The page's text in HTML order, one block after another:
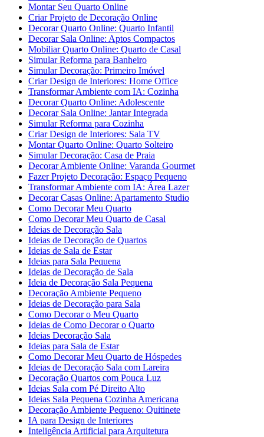
Montar Seu Quarto Online
Criar Projeto de Decoração Online
Decorar Quarto Online: Quarto Infantil
Decorar Sala Online: Aptos Compactos
Mobiliar Quarto Online: Quarto de Casal
Simular Reforma para Banheiro
Simular Decoração: Primeiro Imóvel
Criar Design de Interiores: Home Office
Transformar Ambiente com IA: Cozinha
Decorar Quarto Online: Adolescente
Decorar Sala Online: Jantar Integrada
Simular Reforma para Cozinha
Criar Design de Interiores: Sala TV
Montar Quarto Online: Quarto Solteiro
Simular Decoração: Casa de Praia
Decorar Ambiente Online: Varanda Gourmet
Fazer Projeto Decoração: Espaço Pequeno
Transformar Ambiente com IA: Área Lazer
Decorar Casas Online: Apartamento Studio
Como Decorar Meu Quarto
Como Decorar Meu Quarto de Casal
Ideias de Decoração Sala
Ideias de Decoração de Quartos
Ideias de Sala de Estar
Ideias para Sala Pequena
Ideias de Decoração de Sala
Ideia de Decoração Sala Pequena
Decoração Ambiente Pequeno
Ideias de Decoração para Sala
Como Decorar o Meu Quarto
Ideias de Como Decorar o Quarto
Ideias Decoração Sala
Ideias para Sala de Estar
Como Decorar Meu Quarto de Hóspedes
Ideias de Decoração Sala com Lareira
Decoração Quartos com Pouca Luz
Ideias Sala com Pé Direito Alto
Ideias Sala Pequena Cozinha Americana
Decoração Ambiente Pequeno: Quitinete
IA para Design de Interiores
Inteligência Artificial para Arquitetura